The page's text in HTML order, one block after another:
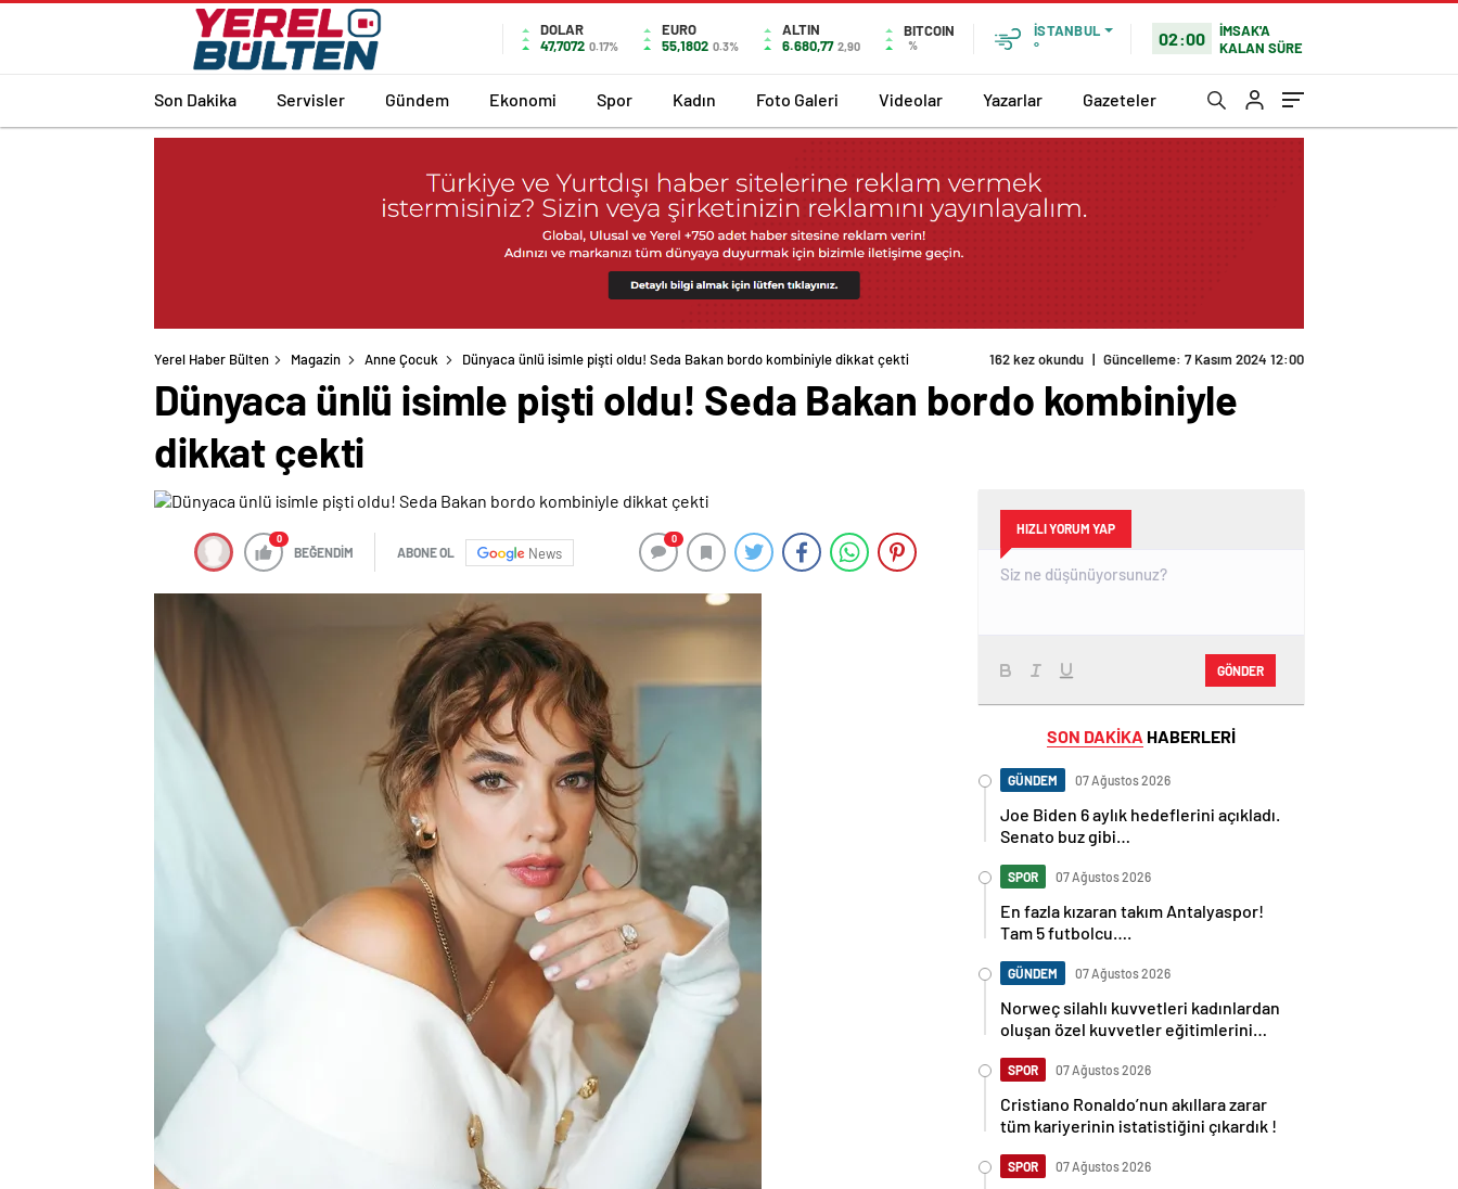
DOLAR
47,7072 0.17%
EURO
55,1802 0.3%
ALTIN
6.680,77 2,90
BITCOIN
%
İSTANBUL
°
02:00
İMSAK'A
KALAN SÜRE
Son Dakika Servisler Gündem Ekonomi Spor Kadın Foto Galeri Videolar Yazarlar Gazeteler
Yerel Haber Bülten Magazin Anne Çocuk Dünyaca ünlü isimle pişti oldu! Seda Bakan bordo kombiniyle dikkat çekti 162 kez okundu | Güncelleme: 7 Kasım 2024 12:00
Dünyaca ünlü isimle pişti oldu! Seda Bakan bordo kombiniyle
dikkat çekti
0
BEĞENDİM ABONE OL News
0
HIZLI YORUM YAP
GÖNDER
SON DAKİKA HABERLERİ
GÜNDEM 07 Ağustos 2026
Joe Biden 6 aylık hedeflerini açıkladı.
Senato buz gibi…
SPOR 07 Ağustos 2026
En fazla kızaran takım Antalyaspor!
Tam 5 futbolcu….
GÜNDEM 07 Ağustos 2026
Norweç silahlı kuvvetleri kadınlardan
oluşan özel kuvvetler eğitimlerini
SPOR 07 Ağustos 2026
Cristiano Ronaldo’nun akıllara zarar
tüm kariyerinin istatistiğini çıkardık !
SPOR 07 Ağustos 2026